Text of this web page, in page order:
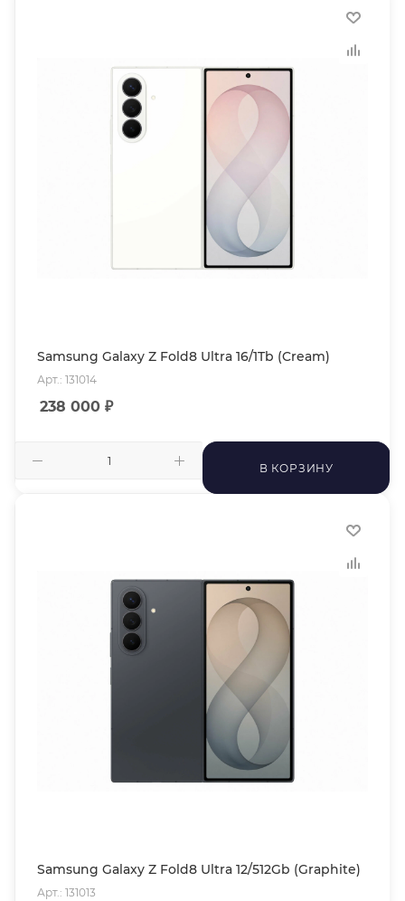
Samsung Galaxy Z Fold8 Ultra 16/1Tb (Cream)
Арт.: 131014
238 000 ₽
В КОРЗИНУ
Samsung Galaxy Z Fold8 Ultra 12/512Gb (Graphite)
Арт.: 131013